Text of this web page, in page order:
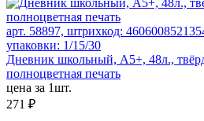
арт. 58897, штрихкод:
упаковки: 1/15/30
Дневник школьный, А5+, 48л.,
полноцветная печать
цена за 1шт.
271 ₽